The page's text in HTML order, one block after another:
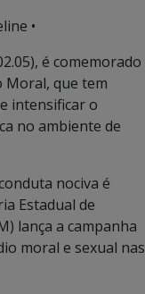
•
é comemorado
Moral, que tem
intensificar o
no ambiente de
nociva é
Estadual de
lança a campanha
moral e sexual nas